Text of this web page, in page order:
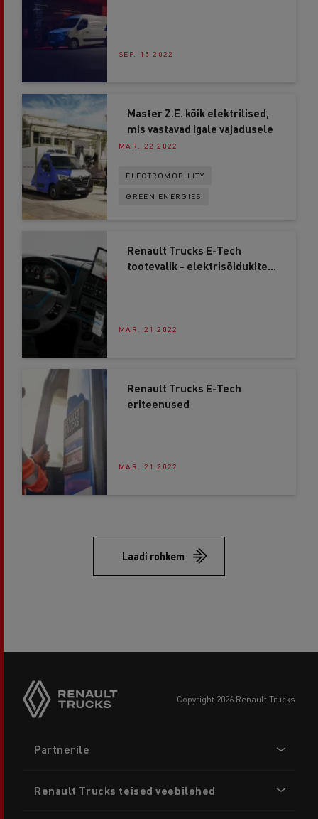
SEP. 15 2022
Master Z.E. kõik elektrilised,
mis vastavad igale vajadusele
MAR. 22 2022
ELECTROMOBILITY
GREEN ENERGIES
Renault Trucks E-Tech
tootevalik - elektrisõidukite
MAR. 21 2022
Renault Trucks E-Tech
eriteenused
MAR. 21 2022
Laadi rohkem
copyright 2026 Renault Trucks
menu
Partnerile
Renault Trucks teised veebilehed